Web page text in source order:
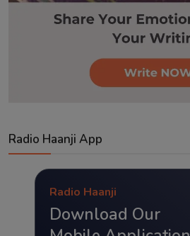
Radio Haanji App
Radio Haanji
Download Our